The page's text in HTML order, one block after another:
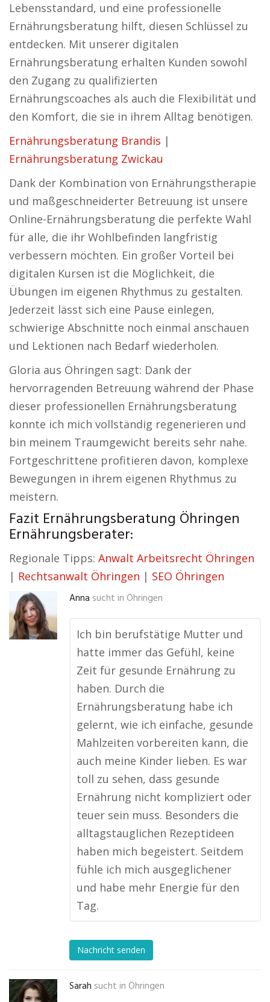
Lebensstandard, und eine professionelle
Ernährungsberatung hilft, diesen Schlüssel zu
entdecken. Mit unserer digitalen
Ernährungsberatung erhalten Kunden sowohl
den Zugang zu qualifizierten
Ernährungscoaches als auch die Flexibilität und
den Komfort, die sie in ihrem Alltag benötigen.
Ernährungsberatung Brandis |
Ernährungsberatung Zwickau
Dank der Kombination von Ernährungstherapie
und maßgeschneiderter Betreuung ist unsere
Online-Ernährungsberatung die perfekte Wahl
für alle, die ihr Wohlbefinden langfristig
verbessern möchten. Ein großer Vorteil bei
digitalen Kursen ist die Möglichkeit, die
Übungen im eigenen Rhythmus zu gestalten.
Jederzeit lässt sich eine Pause einlegen,
schwierige Abschnitte noch einmal anschauen
und Lektionen nach Bedarf wiederholen.
Gloria aus Öhringen sagt: Dank der
hervorragenden Betreuung während der Phase
dieser professionellen Ernährungsberatung
konnte ich mich vollständig regenerieren und
bin meinem Traumgewicht bereits sehr nahe.
Fortgeschrittene profitieren davon, komplexe
Bewegungen in ihrem eigenen Rhythmus zu
meistern.
Fazit Ernährungsberatung Öhringen
Ernährungsberater:
Regionale Tipps: Anwalt Arbeitsrecht Öhringen
| Rechtsanwalt Öhringen | SEO Öhringen
Anna sucht in Öhringen
Ich bin berufstätige Mutter und
hatte immer das Gefühl, keine
Zeit für gesunde Ernährung zu
haben. Durch die
Ernährungsberatung habe ich
gelernt, wie ich einfache, gesunde
Mahlzeiten vorbereiten kann, die
auch meine Kinder lieben. Es war
toll zu sehen, dass gesunde
Ernährung nicht kompliziert oder
teuer sein muss. Besonders die
alltagstauglichen Rezeptideen
haben mich begeistert. Seitdem
fühle ich mich ausgeglichener
und habe mehr Energie für den
Tag.
Nachricht senden
Sarah sucht in Öhringen